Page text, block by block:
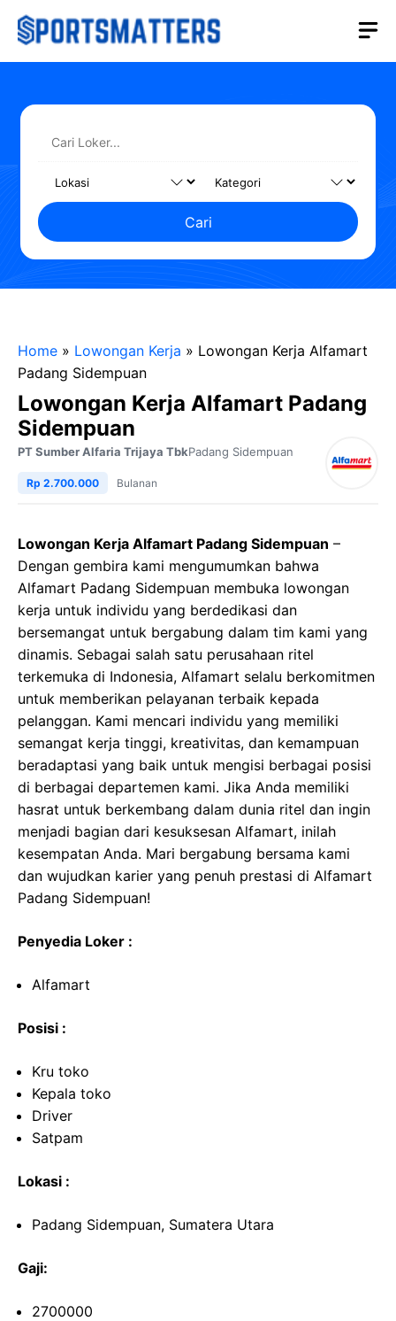
Langsung
Cari
Home » Lowongan Kerja » Lowongan Kerja Alfamart
Padang Sidempuan
Lowongan Kerja Alfamart Padang
Sidempuan
PT Sumber Alfaria Trijaya TbkPadang Sidempuan
Rp 2.700.000 Bulanan
Lowongan Kerja Alfamart Padang Sidempuan –
Dengan gembira kami mengumumkan bahwa
Alfamart Padang Sidempuan membuka lowongan
kerja untuk individu yang berdedikasi dan
bersemangat untuk bergabung dalam tim kami yang
dinamis. Sebagai salah satu perusahaan ritel
terkemuka di Indonesia, Alfamart selalu berkomitmen
untuk memberikan pelayanan terbaik kepada
pelanggan. Kami mencari individu yang memiliki
semangat kerja tinggi, kreativitas, dan kemampuan
beradaptasi yang baik untuk mengisi berbagai posisi
di berbagai departemen kami. Jika Anda memiliki
hasrat untuk berkembang dalam dunia ritel dan ingin
menjadi bagian dari kesuksesan Alfamart, inilah
kesempatan Anda. Mari bergabung bersama kami
dan wujudkan karier yang penuh prestasi di Alfamart
Padang Sidempuan!
Penyedia Loker :
Alfamart
Posisi :
Kru toko
Kepala toko
Driver
Satpam
Lokasi :
Padang Sidempuan, Sumatera Utara
Gaji:
2700000